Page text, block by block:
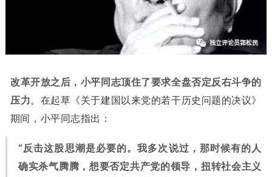
改革开放之后，小平同志顶住了要求全盘否定反右斗争的
压力。在起草《关于建国以来党的若干历史问题的决议》
期间，小平同志指出：
“反击这股思潮是必要的。我多次说过，那时候有的人
确实杀气腾腾，想要否定共产党的领导，扭转社会主义